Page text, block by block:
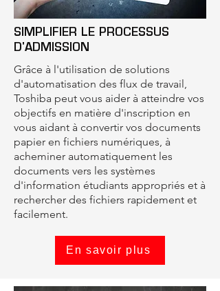
SIMPLIFIER LE PROCESSUS
D'ADMISSION
Grâce à l'utilisation de solutions
d'automatisation des flux de travail,
Toshiba peut vous aider à atteindre vos
objectifs en matière d'inscription en
vous aidant à convertir vos documents
papier en fichiers numériques, à
acheminer automatiquement les
documents vers les systèmes
d'information étudiants appropriés et à
rechercher des fichiers rapidement et
facilement.
En savoir plus